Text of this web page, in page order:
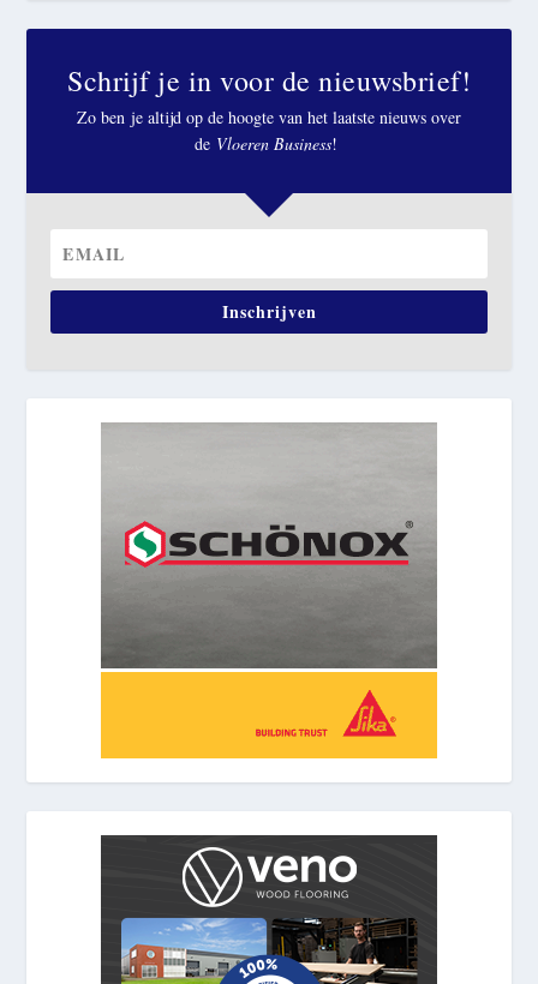
Schrijf je in voor de nieuwsbrief!
Zo ben je altijd op de hoogte van het laatste nieuws over
de Vloeren Business!
Inschrijven